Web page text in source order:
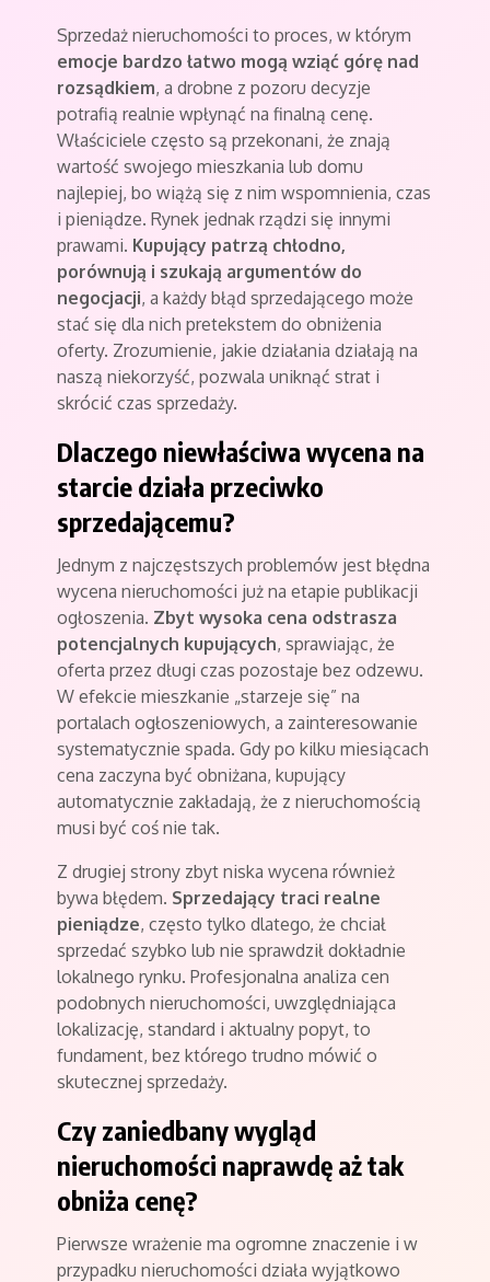
Sprzedaż nieruchomości to proces, w którym
emocje bardzo łatwo mogą wziąć górę nad
rozsądkiem, a drobne z pozoru decyzje
potrafią realnie wpłynąć na finalną cenę.
Właściciele często są przekonani, że znają
wartość swojego mieszkania lub domu
najlepiej, bo wiążą się z nim wspomnienia, czas
i pieniądze. Rynek jednak rządzi się innymi
prawami. Kupujący patrzą chłodno,
porównują i szukają argumentów do
negocjacji, a każdy błąd sprzedającego może
stać się dla nich pretekstem do obniżenia
oferty. Zrozumienie, jakie działania działają na
naszą niekorzyść, pozwala uniknąć strat i
skrócić czas sprzedaży.
Dlaczego niewłaściwa wycena na
starcie działa przeciwko
sprzedającemu?
Jednym z najczęstszych problemów jest błędna
wycena nieruchomości już na etapie publikacji
ogłoszenia. Zbyt wysoka cena odstrasza
potencjalnych kupujących, sprawiając, że
oferta przez długi czas pozostaje bez odzewu.
W efekcie mieszkanie „starzeje się” na
portalach ogłoszeniowych, a zainteresowanie
systematycznie spada. Gdy po kilku miesiącach
cena zaczyna być obniżana, kupujący
automatycznie zakładają, że z nieruchomością
musi być coś nie tak.
Z drugiej strony zbyt niska wycena również
bywa błędem. Sprzedający traci realne
pieniądze, często tylko dlatego, że chciał
sprzedać szybko lub nie sprawdził dokładnie
lokalnego rynku. Profesjonalna analiza cen
podobnych nieruchomości, uwzględniająca
lokalizację, standard i aktualny popyt, to
fundament, bez którego trudno mówić o
skutecznej sprzedaży.
Czy zaniedbany wygląd
nieruchomości naprawdę aż tak
obniża cenę?
Pierwsze wrażenie ma ogromne znaczenie i w
przypadku nieruchomości działa wyjątkowo